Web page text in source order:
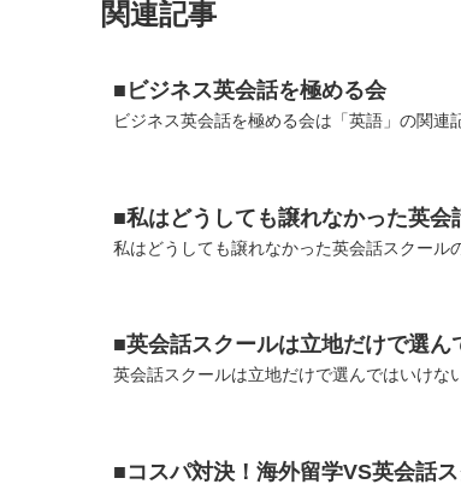
関連記事
■ビジネス英会話を極める会
ビジネス英会話を極める会は「英語」の関連
■私はどうしても譲れなかった英会
私はどうしても譲れなかった英会話スクール
■英会話スクールは立地だけで選ん
英会話スクールは立地だけで選んではいけな
■コスパ対決！海外留学VS英会話